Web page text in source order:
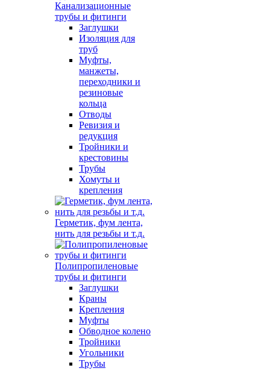
Канализационные
трубы и фитинги
Заглушки
Изоляция для
труб
Муфты,
манжеты,
переходники и
резиновые
кольца
Отводы
Ревизия и
редукция
Тройники и
крестовины
Трубы
Хомуты и
крепления
Герметик, фум лента,
нить для резьбы и т.д.
Полипропиленовые
трубы и фитинги
Заглушки
Краны
Крепления
Муфты
Обводное колено
Тройники
Угольники
Трубы